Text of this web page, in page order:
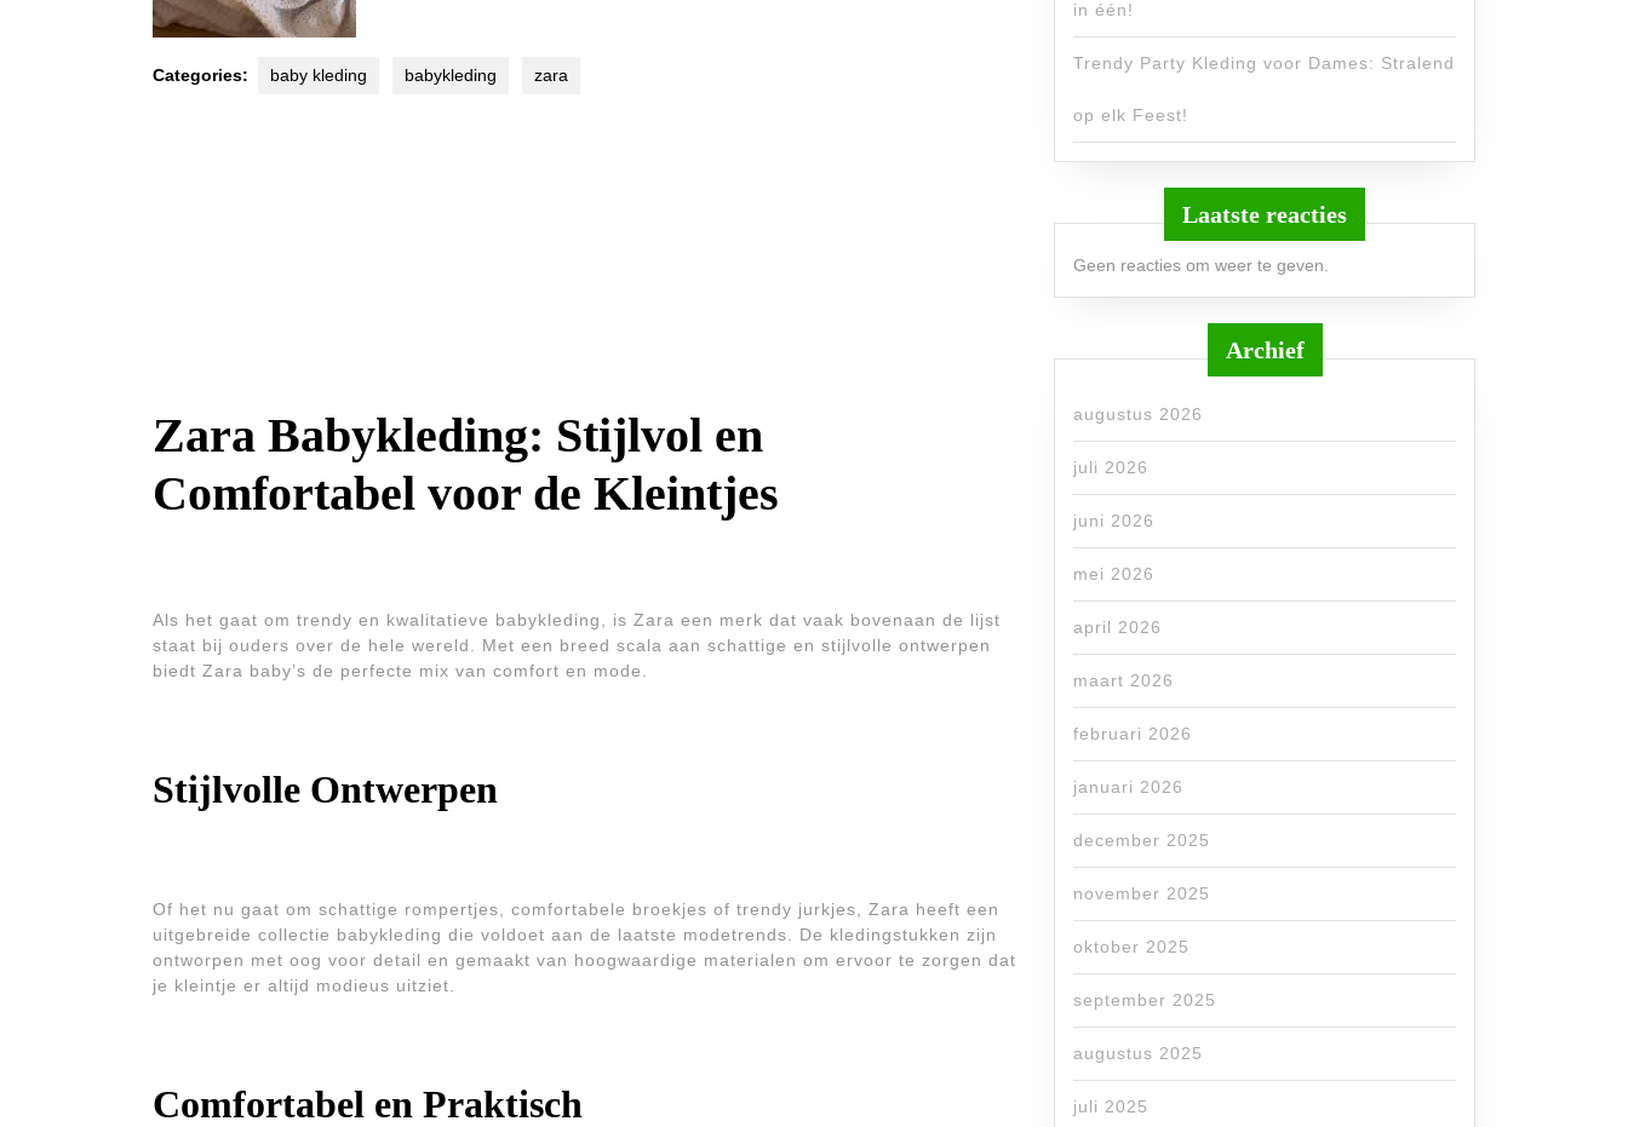
Categories: baby kleding babykleding zara
Zara Babykleding: Stijlvol en
Comfortabel voor de Kleintjes
Als het gaat om trendy en kwalitatieve babykleding, is Zara een merk dat vaak bovenaan de lijst
staat bij ouders over de hele wereld. Met een breed scala aan schattige en stijlvolle ontwerpen
biedt Zara baby’s de perfecte mix van comfort en mode.
Stijlvolle Ontwerpen
Of het nu gaat om schattige rompertjes, comfortabele broekjes of trendy jurkjes, Zara heeft een
uitgebreide collectie babykleding die voldoet aan de laatste modetrends. De kledingstukken zijn
ontworpen met oog voor detail en gemaakt van hoogwaardige materialen om ervoor te zorgen dat
je kleintje er altijd modieus uitziet.
Comfortabel en Praktisch
in één!
Trendy Party Kleding voor Dames: Stralend
op elk Feest!
Laatste reacties
Geen reacties om weer te geven.
Archief
augustus 2026
juli 2026
juni 2026
mei 2026
april 2026
maart 2026
februari 2026
januari 2026
december 2025
november 2025
oktober 2025
september 2025
augustus 2025
juli 2025